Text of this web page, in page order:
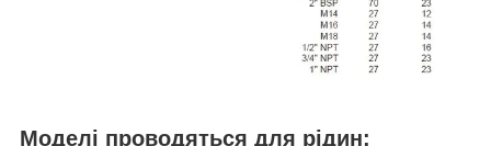
Моделі проводяться для рідин: